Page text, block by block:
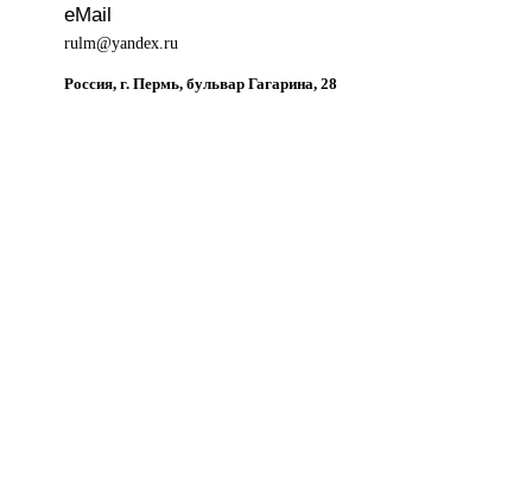
eMail
rulm@yandex.ru
Россия, г. Пермь, бульвар Гагарина, 28